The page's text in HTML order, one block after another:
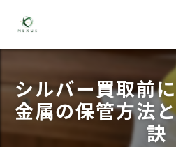
シルバー買取前
金属の保管方法
訣